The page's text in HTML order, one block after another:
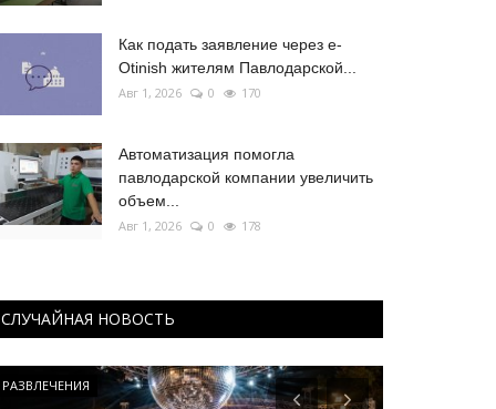
Как подать заявление через e-
Otinish жителям Павлодарской...
Авг 1, 2026 0 170
Автоматизация помогла
павлодарской компании увеличить
объем...
Авг 1, 2026 0 178
СЛУЧАЙНАЯ НОВОСТЬ
Развитие